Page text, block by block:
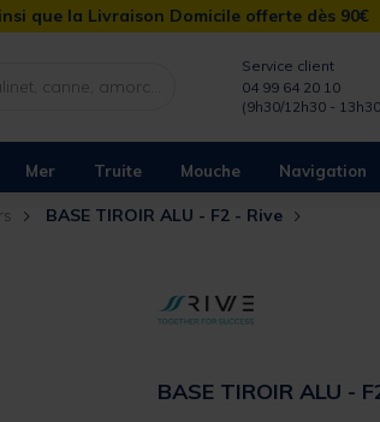
que la Livraison Domicile offerte dès 90€
Service client
04 99 64 20 10
(9h30/12h30 -
Mer Truite Mouche Navigation
BASE TIROIR ALU - F2 - Rive
BASE TIROIR ALU -